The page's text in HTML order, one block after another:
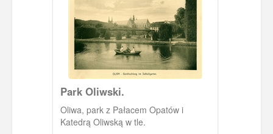
Park Oliwski.
Oliwa, park z Pałacem Opatów i
Katedrą Oliwską w tle.